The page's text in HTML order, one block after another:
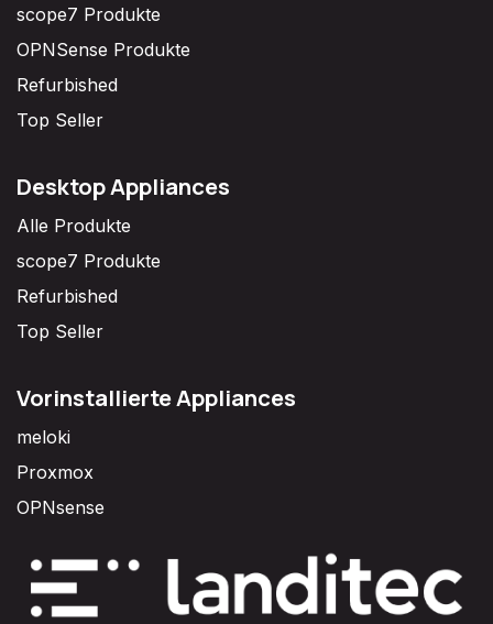
scope7 Produkte
OPNSense Produkte
Refurbished
Top Seller
Desktop Appliances
Alle Produkte
scope7 Produkte
Refurbished
Top Seller
Vorinstallierte Appliances
meloki
Proxmox
OPNsense